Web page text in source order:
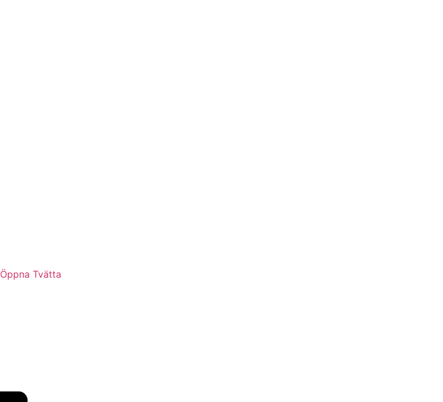
Öppna Tvätta